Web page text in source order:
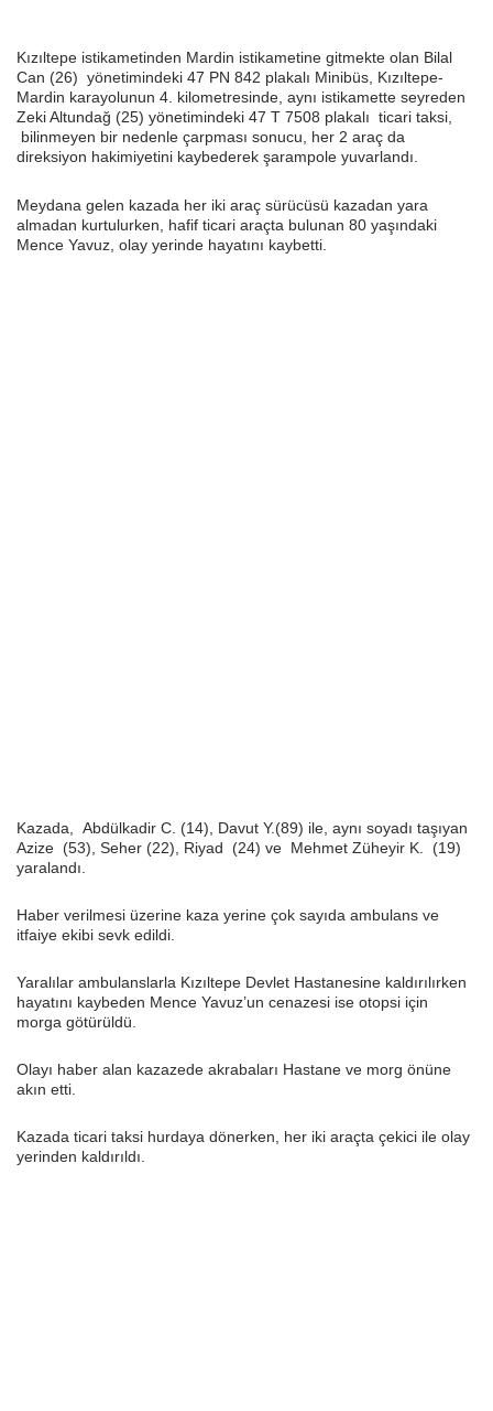
Kızıltepe istikametinden Mardin istikametine gitmekte olan Bilal
Can (26) yönetimindeki 47 PN 842 plakalı Minibüs, Kızıltepe-
Mardin karayolunun 4. kilometresinde, aynı istikamette seyreden
Zeki Altundağ (25) yönetimindeki 47 T 7508 plakalı ticari taksi,
bilinmeyen bir nedenle çarpması sonucu, her 2 araç da
direksiyon hakimiyetini kaybederek şarampole yuvarlandı.
Meydana gelen kazada her iki araç sürücüsü kazadan yara
almadan kurtulurken, hafif ticari araçta bulunan 80 yaşındaki
Mence Yavuz, olay yerinde hayatını kaybetti.
Kazada, Abdülkadir C. (14), Davut Y.(89) ile, aynı soyadı taşıyan
Azize (53), Seher (22), Riyad (24) ve Mehmet Züheyir K. (19)
yaralandı.
Haber verilmesi üzerine kaza yerine çok sayıda ambulans ve
itfaiye ekibi sevk edildi.
Yaralılar ambulanslarla Kızıltepe Devlet Hastanesine kaldırılırken
hayatını kaybeden Mence Yavuz’un cenazesi ise otopsi için
morga götürüldü.
Olayı haber alan kazazede akrabaları Hastane ve morg önüne
akın etti.
Kazada ticari taksi hurdaya dönerken, her iki araçta çekici ile olay
yerinden kaldırıldı.